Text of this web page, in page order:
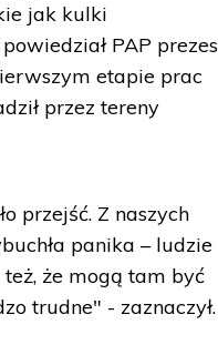
jak kulki
PAP prezes
etapie prac
przez tereny
przejść. Z naszych
panika – ludzie
że mogą tam być
trudne" - zaznaczył.